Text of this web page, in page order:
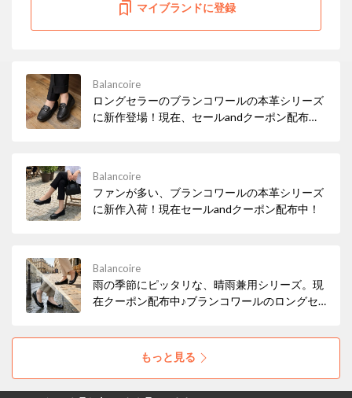
マイブランドに登録
Balancoire
ロングセラーのブランコワールの本革シリーズ
に新作登場！現在、セールandクーポン配布
Balancoire
ファンが多い、ブランコワールの本革シリーズ
に新作入荷！現在セールandクーポン配布中！
Balancoire
雨の季節にピッタリな、晴雨兼用シリーズ。現
在クーポン配布中♪ブランコワールのロングセ
もっと見る